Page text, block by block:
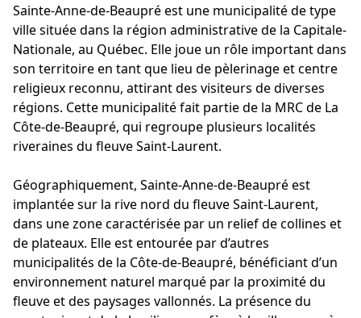
Sainte-Anne-de-Beaupré est une municipalité de type
ville située dans la région administrative de la Capitale-
Nationale, au Québec. Elle joue un rôle important dans
son territoire en tant que lieu de pèlerinage et centre
religieux reconnu, attirant des visiteurs de diverses
régions. Cette municipalité fait partie de la MRC de La
Côte-de-Beaupré, qui regroupe plusieurs localités
riveraines du fleuve Saint-Laurent.
Géographiquement, Sainte-Anne-de-Beaupré est
implantée sur la rive nord du fleuve Saint-Laurent,
dans une zone caractérisée par un relief de collines et
de plateaux. Elle est entourée par d’autres
municipalités de la Côte-de-Beaupré, bénéficiant d’un
environnement naturel marqué par la proximité du
fleuve et des paysages vallonnés. La présence du